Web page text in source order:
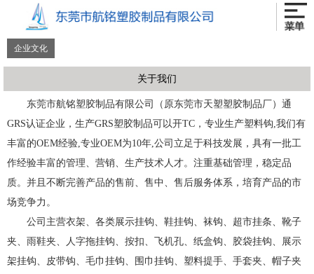
企业文化
关于我们
东莞市航铭塑胶制品有限公司（原东莞市天塑塑胶制品厂）通
GRS认证企业，生产GRS塑胶制品可以开TC，专业生产塑料钩,我们有
丰富的OEM经验,专业OEM为10年,公司立足于科技发展，具有一批工
作经验丰富的管理、营销、生产技术人才。注重基础管理，稳定品
质。并且不断完善产品的售前、售中、售后服务体系，培育产品的市
场竞争力。
公司主营衣架、各类展示挂钩、鞋挂钩、袜钩、超市挂条、靴子
夹、雨鞋夹、人字拖挂钩、按扣、飞机孔、纸盒钩、胶袋挂钩、展示
架挂钩、皮带钩、毛巾挂钩、围巾挂钩、塑料提手、手套夹、帽子夹